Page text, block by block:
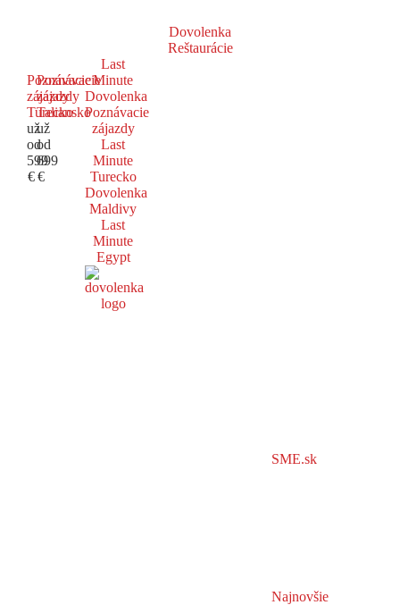
Dovolenka
Reštaurácie
Poznávacie
zájazdy
Turecko
už
od
599
€
Poznávacie
zájazdy
Taliansko
už
od
699
€
Last
Minute
Dovolenka
Poznávacie
zájazdy
Last
Minute
Turecko
Dovolenka
Maldivy
Last
Minute
Egypt
SME.sk
Najnovšie